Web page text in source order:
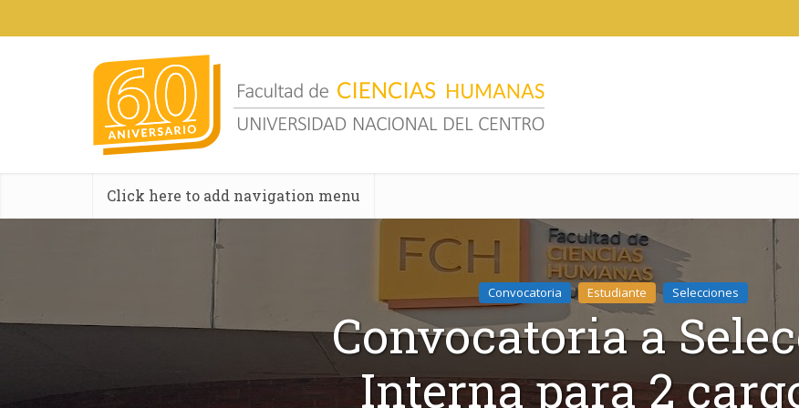
Click here to add navigation menu
Convocatoria Estudiante Selecciones
Convocatoria a
Interna para 2